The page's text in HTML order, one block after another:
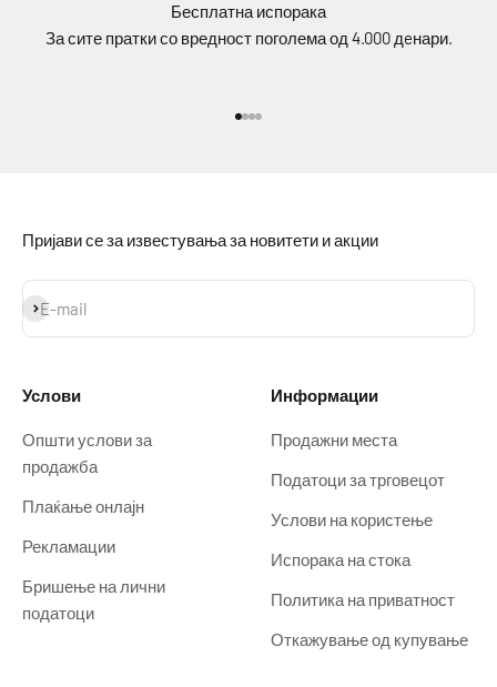
Бесплатна испорака
За сите пратки со вредност поголема од 4.000 дeнари.
Пријави се за известувања за новитети и акции
E-mail
Prijavi se
Услови
Општи услови за
продажба
Плаќање онлајн
Рекламации
Бришење на лични
податоци
Информации
Продажни места
Податоци за трговецот
Услови на користење
Испорака на стока
Политика на приватност
Откажување од купување